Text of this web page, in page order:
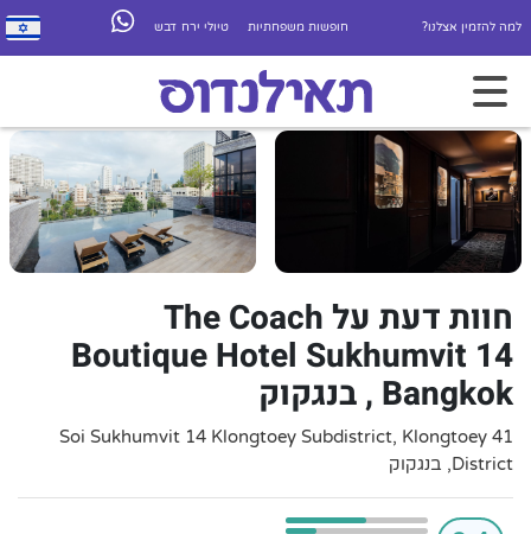
למה להזמין אצלנו? חופשות משפחתיות טיולי ירח דבש
חוות דעת על The Coach
Boutique Hotel Sukhumvit 14
Bangkok , בנגקוק
41 Soi Sukhumvit 14 Klongtoey Subdistrict, Klongtoey
District, בנגקוק